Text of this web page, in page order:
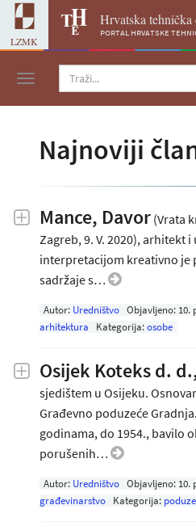
LZMK
Hrvatska tehnička
portal hrvatske
Navigacija
najnoviji
Mance, Davor (Vrata
Zagreb, 9. V. 2020), arhitekt
interpretacijom kreativno je
sadržaje s…
Autor: Uredništvo Objavljeno: 10.
arhitektura
Kategorija:osobe
Osijek Koteks d.
sjedištem u Osijeku.
Građevno poduzeće
godinama, do 1954., bavilo
porušenih…
Autor: Uredništvo Objavljeno: 10.
građevinarstvo
Kategorija: